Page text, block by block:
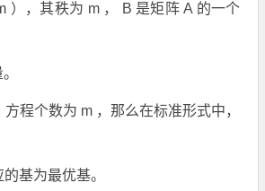
），其秩为 m ， B 是矩阵 A 的一个
程个数为 m ，那么在标准形式中，
基为最优基。